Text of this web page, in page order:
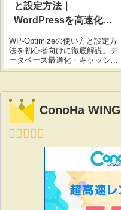
と設定方法｜
WordPressを高速化す
WP-Optimizeの使い方と設定方
法を初心者向けに徹底解説。デ
ータベース最適化・キャッシ
ュ・画像圧縮でWordPressを高
や注意点までわかりやすく紹介
します。
ConoHa WING